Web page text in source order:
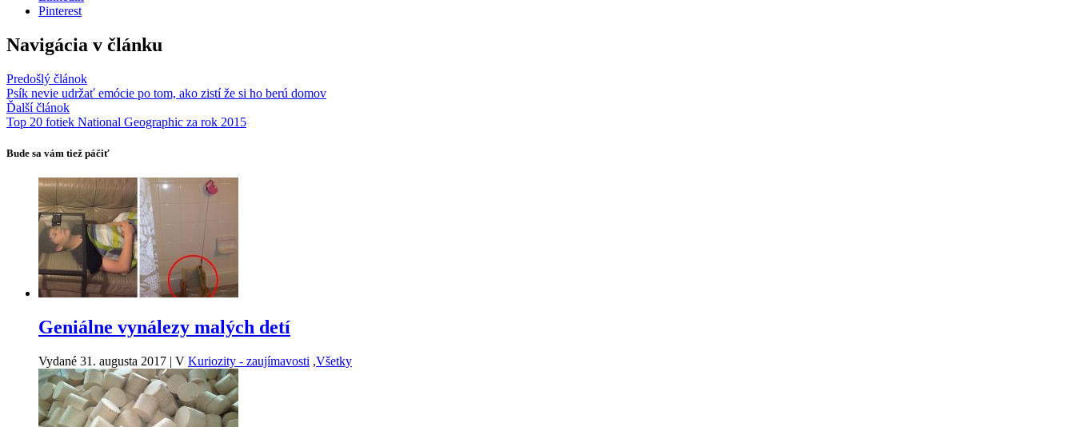
Pinterest
Navigácia v článku
Predošlý článok
Psík nevie udržať emócie po tom, ako zistí že si ho berú domov
Ďalší článok
Top 20 fotiek National Geographic za rok 2015
Bude sa vám tiež páčiť
Geniálne vynálezy malých detí
Vydané 31. augusta 2017 | V Kuriozity - zaujímavosti ,Všetky